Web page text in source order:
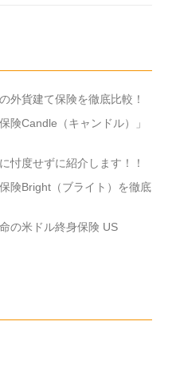
外貨建て保険を徹底比較！
険Candle（キャンドル）」
忖度せずに紹介します！！
険Bright（ブライト）を徹底
の米ドル終身保険 US